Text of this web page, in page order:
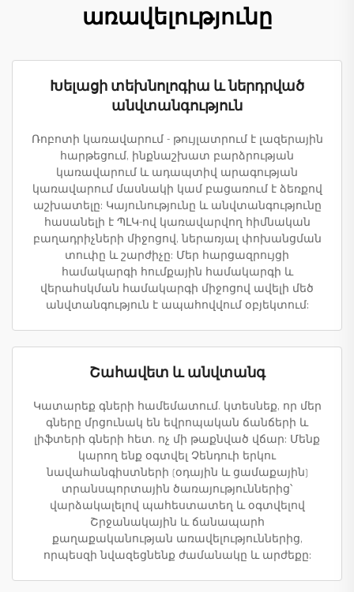
առավելությունը
Խելացի տեխնոլոգիա և ներդրված
անվտանգություն
Ռոբոտի կառավարում - թույլատրում է լազերային
հարթեցում, ինքնաշխատ բարձրության
կառավարում և ադապտիվ արագության
կառավարում մասնակի կամ բացառում է ձեռքով
աշխատելը: Կայունությունը և անվտանգությունը
հասանելի է ՊԼԿ-ով կառավարվող հիմնական
բաղադրիչների միջոցով, ներառյալ փոխանցման
տուփը և շարժիչը: Մեր հարցազրույցի
համակարգի հումքային համակարգի և
վերահսկման համակարգի միջոցով ավելի մեծ
անվտանգություն է ապահովվում օբյեկտում:
Շահավետ և անվտանգ
Կատարեք գների համեմատում. կտեսնեք, որ մեր
գները մրցունակ են եվրոպական ճանճերի և
լիֆտերի գների հետ. ոչ մի թաքնված վճար: Մենք
կարող ենք օգտվել Չենդուի երկու
նավահանգիստների (օդային և ցամաքային)
տրանսպորտային ծառայություններից՝
վարձակալելով պահեստատեղ և օգտվելով
Շրջանակային և ճանապարհ
քաղաքականության առավելություններից,
որպեսզի նվազեցնենք ժամանակը և արժեքը: